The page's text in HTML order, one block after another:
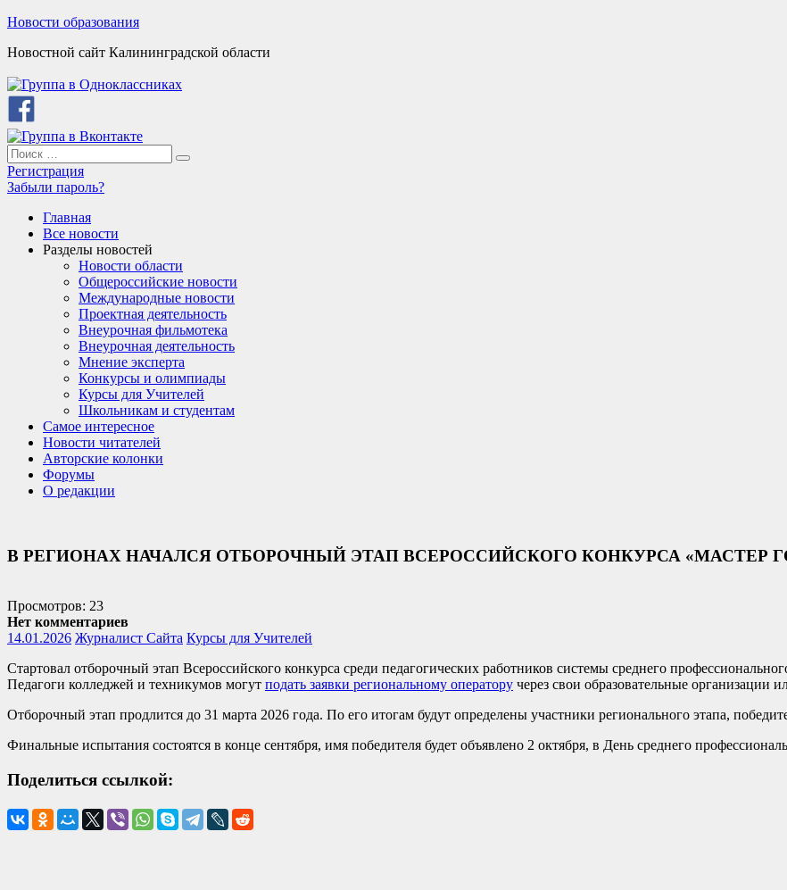
Skip
content
Новости образования
Новостной сайт Калининградской области
Search
for:
Search
Регистрация
Забыли пароль?
Главная
Все новости
Разделы новостей
Новости области
Общероссийские новости
Международные новости
Проектная деятельность
Внеурочная фильмотека
Внеурочная деятельность
Мнение эксперта
Конкурсы и олимпиады
Курсы для Учителей
Школьникам и студентам
Самое интересное
Новости читателей
Авторские колонки
Форумы
О редакции
В РЕГИОНАХ НАЧАЛСЯ ОТБОРОЧНЫЙ ЭТАП ВСЕРОССИЙСКОГО КОНКУРСА «МАСТЕР
Просмотров: 23
Нет комментариев
14.01.2026 Журналист Сайта Курсы для Учителей
Стартовал отборочный этап Всероссийского конкурса среди педагогических работников системы среднего
Педагоги колледжей и техникумов могут подать заявки региональному оператору через свои образовательные организации
Отборочный этап продлится до 31 марта 2026 года. По его итогам будут определены участники регионального этапа,
Финальные испытания состоятся в конце сентября, имя победителя будет объявлено 2 октября, в День среднего
Поделиться ссылкой: